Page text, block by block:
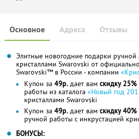
Основное Отзывы
Адреса
Элитные новогодние подарки ручной
кристаллами Swarovski от
Swarovski™ в России - компании
Купон за 49р. дает вам скидку 25%
работы из каталога «Новый год
кристаллами Swarovski
Купон за 49р. дает вам скидку 40%
ручной работы с инкрустацией
БОНУСЫ: